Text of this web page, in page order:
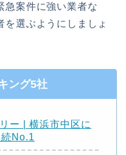
急案件に強い業者な
を選ぶようにしましょ
ング5社
ー | 横浜市中区に
No.1